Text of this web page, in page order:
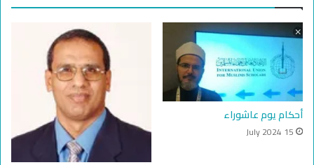
أحكام يوم عاشوراء
15 July 2024